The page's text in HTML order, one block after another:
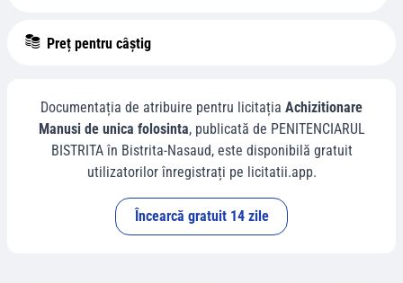
Preț pentru câștig
Documentația de atribuire pentru licitația Achizitionare
Manusi de unica folosinta, publicată de PENITENCIARUL
BISTRITAîn Bistrita-Nasaud, este disponibilă gratuit
utilizatorilor înregistrați pe licitatii.app.
Încearcă gratuit 14 zile